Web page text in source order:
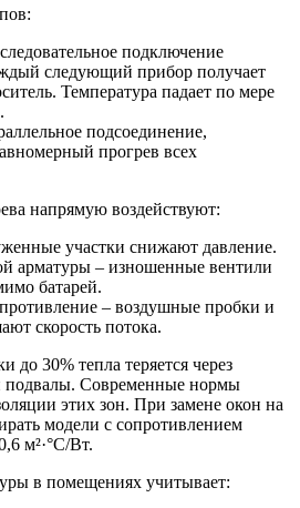
подключение
следующий прибор получает
Температура падает по мере
подсоединение,
прогрев всех
напрямую воздействуют:
участки снижают давление.
арматуры – изношенные вентили
батарей.
– воздушные пробки и
скорость потока.
до 30% тепла теряется через
подвалы. Современные нормы
этих зон. При замене окон на
модели с сопротивлением
м²·°C/Вт.
в помещениях учитывает: